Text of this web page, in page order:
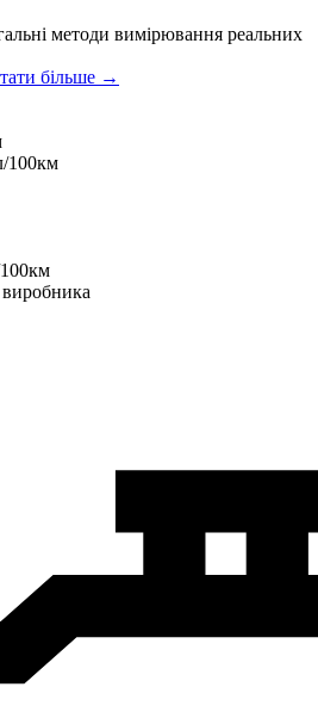
методи вимірювання реальних
більше →
100км
виробника